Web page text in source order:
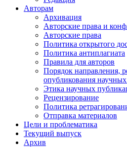
Авторам
Архивация
Авторские права и
Авторские права
Политика открытого
Политика антиплагиата
Правила для авторов
Порядок направления,
опубликования научных
Этика научных
Рецензирование
Политика
Отправка материалов
Цели и проблематика
Текущий выпуск
Архив